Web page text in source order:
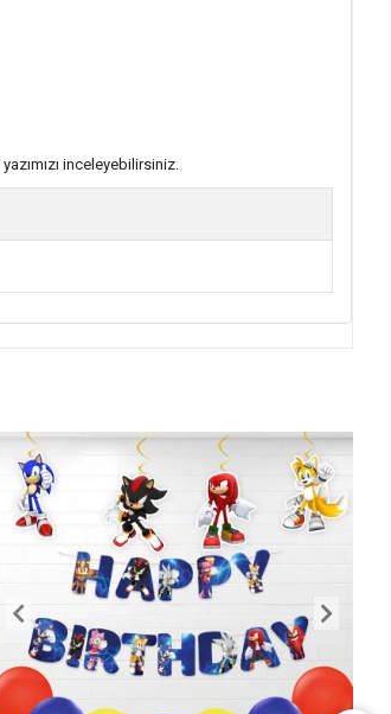
yazımızı inceleyebilirsiniz.